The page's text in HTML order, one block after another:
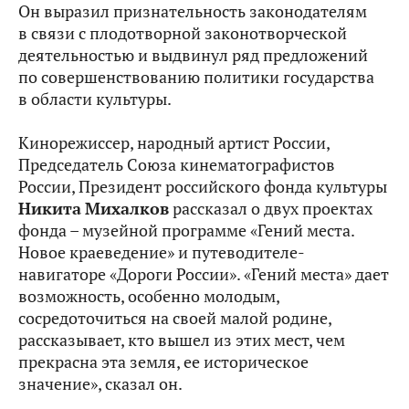
Он выразил признательность законодателям
в связи с плодотворной законотворческой
деятельностью и выдвинул ряд предложений
по совершенствованию политики государства
в области культуры.
Кинорежиссер, народный артист России,
Председатель Союза кинематографистов
России, Президент российского фонда культуры
НикитаМихалковрассказал о двух проектах
фонда – музейной программе «Гений места.
Новое краеведение» и путеводителе-
навигаторе «Дороги России». «Гений места» дает
возможность, особенно молодым,
сосредоточиться на своей малой родине,
рассказывает, кто вышел из этих мест, чем
прекрасна эта земля, ее историческое
значение», сказал он.